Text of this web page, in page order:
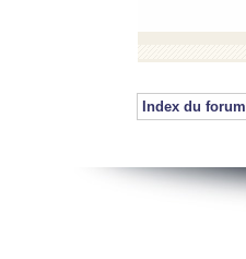
Index du forum